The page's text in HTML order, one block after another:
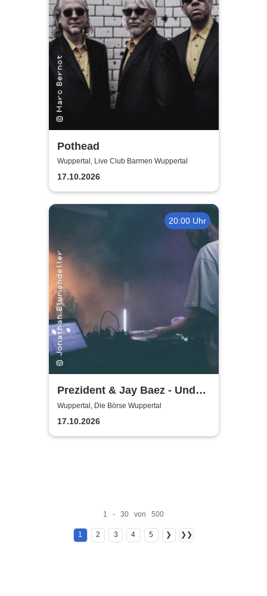
Pothead
Wuppertal, Live Club Barmen Wuppertal
17.10.2026
20:00 Uhr
Prezident & Jay Baez - Und
dann lerne es zu lieben - Tour
2026/27
Wuppertal, Die Börse Wuppertal
17.10.2026
1 - 30 von 500
1 2 3 4 5 ❯ ❯❯